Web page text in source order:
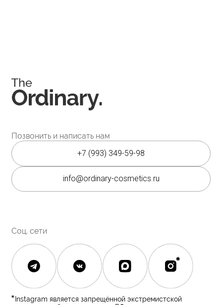
Контакты
Полезное
Блог
О бренде
О нас
История The Ordinary
Покупателям
Доставка и оплата
Самовывоз
Каталог
Косметика The Ordinary
Косметика The INKEY
Корейская косметика
Скидки
Мессенджеры